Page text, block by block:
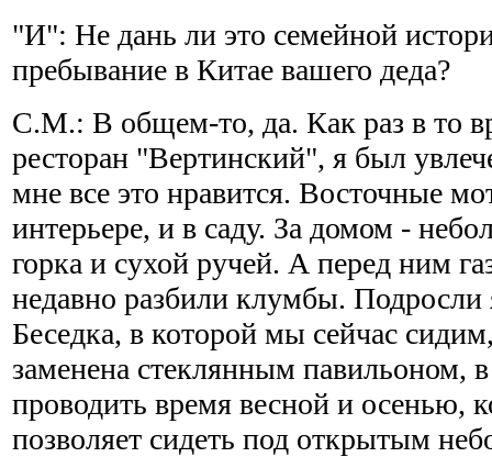
"И": Не дань ли это семейной
пребывание в Китае вашего деда?
С.М.: В общем-то, да. Как раз в то
ресторан "Вертинский", я был
мне все это нравится. Восточные
интерьере, и в саду. За домом -
горка и сухой ручей. А перед ним
недавно разбили клумбы. Подросли
Беседка, в которой мы сейчас
заменена стеклянным павильоном,
проводить время весной и осенью,
позволяет сидеть под открытым